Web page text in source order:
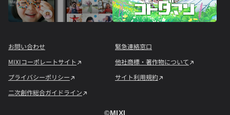
お問い合わせ
緊急連絡窓口
MIXIコーポレートサイト
他社商標・著作物について
プライバシーポリシー
サイト利用規約
二次創作総合ガイドライン
©︎MIXI